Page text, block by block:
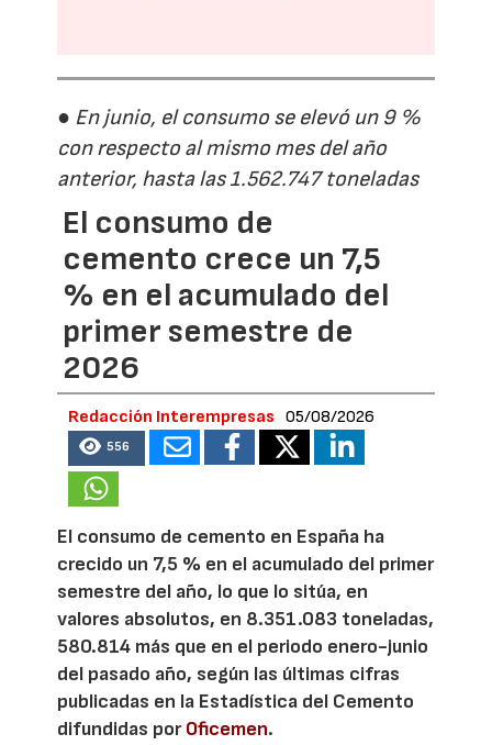
● En junio, el consumo se elevó un 9 %
con respecto al mismo mes del año
anterior, hasta las 1.562.747 toneladas
El consumo de
cemento crece un 7,5
% en el acumulado del
primer semestre de
2026
Redacción Interempresas 05/08/2026
556
El consumo de cemento en España ha
crecido un 7,5 % en el acumulado del primer
semestre del año, lo que lo sitúa, en
valores absolutos, en 8.351.083 toneladas,
580.814 más que en el periodo enero-junio
del pasado año, según las últimas cifras
publicadas en la Estadística del Cemento
difundidas porOficemen.